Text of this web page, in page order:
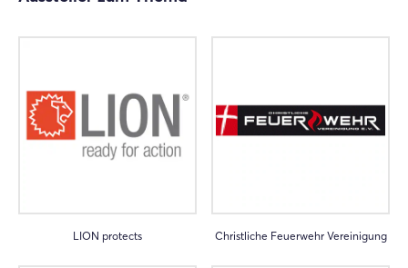
LION protects Christliche Feuerwehr Vereinigung